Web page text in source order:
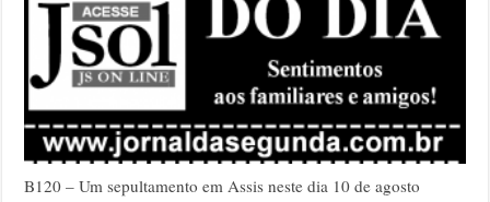
B120 – Um sepultamento em Assis neste dia 10 de agosto